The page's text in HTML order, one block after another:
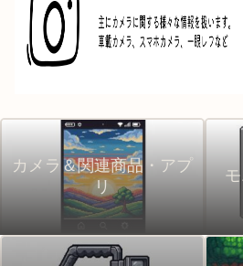
カメラ＆関連商品・アプ
リ